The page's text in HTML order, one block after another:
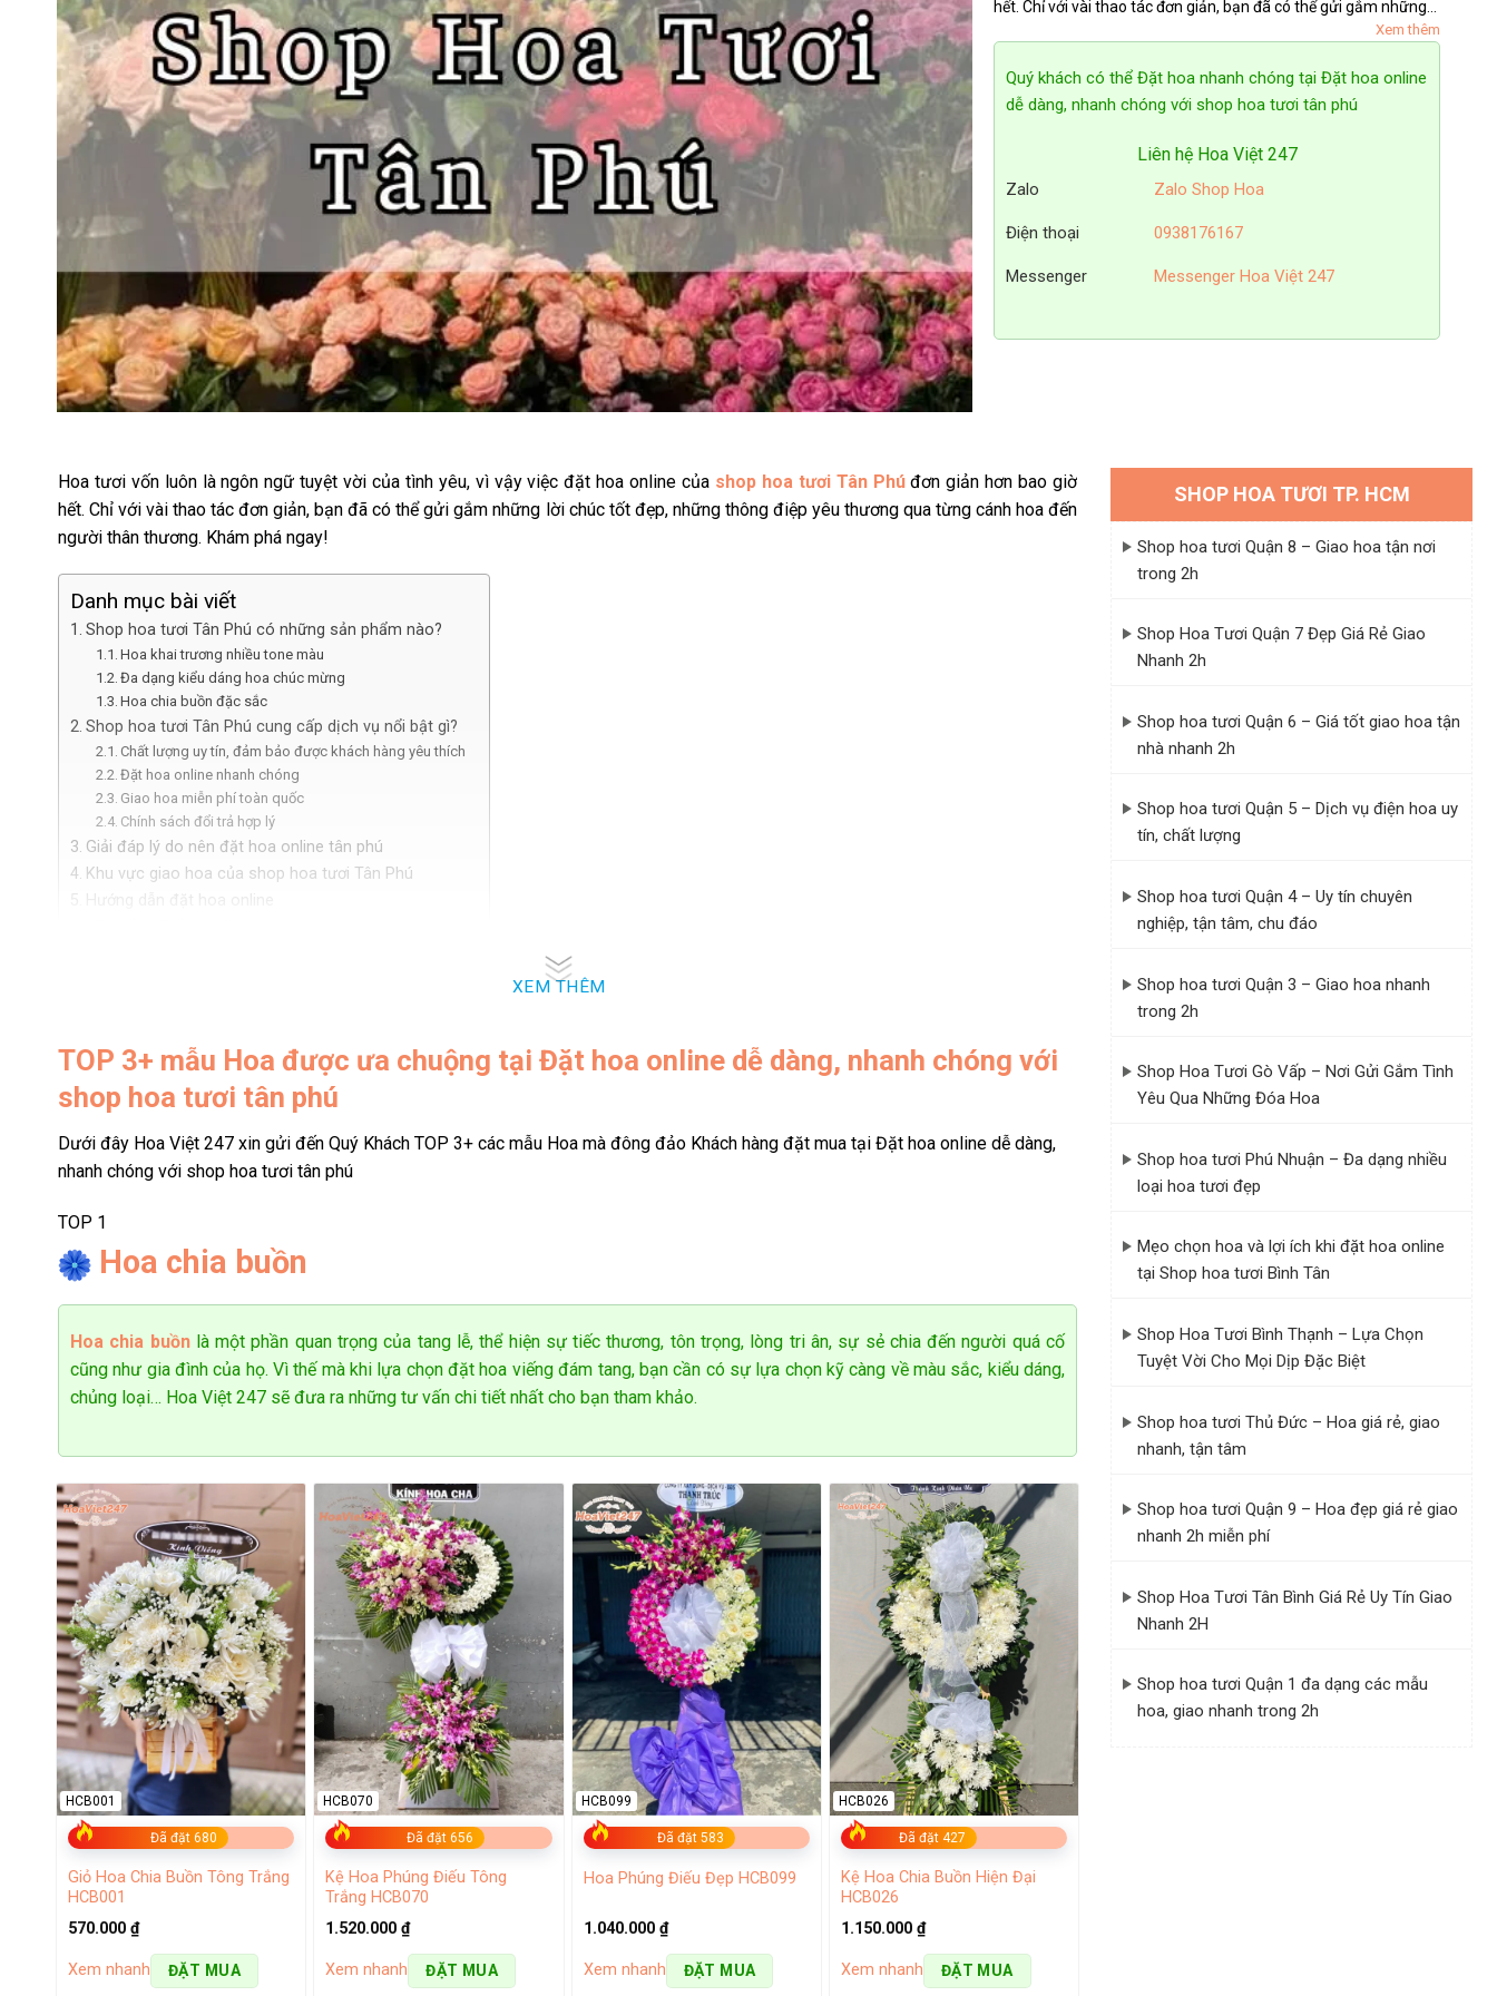
hết. Chỉ với vài thao tác đơn giản, bạn đã có thể gửi gắm những
lời chúc tốt đẹp, những thông điệp yêu thương qua từng...Xem thêm
Quý khách có thể Đặt hoa nhanh chóng tại Đặt hoa online
dễ dàng, nhanh chóng với shop hoa tươi tân phú
Liên hệ Hoa Việt 247
Zalo Zalo Shop Hoa
Điện thoại 0938176167
Messenger Messenger Hoa Việt 247
Hoa tươi vốn luôn là ngôn ngữ tuyệt vời của tình yêu, vì vậy việc đặt hoa online của shop hoa tươi Tân Phúđơn giản hơn bao giờ
hết. Chỉ với vài thao tác đơn giản, bạn đã có thể gửi gắm những lời chúc tốt đẹp, những thông điệp yêu thương qua từng cánh hoa đến
người thân thương. Khám phá ngay!
Danh mục bài viết
Shop hoa tươi Tân Phú có những sản phẩm nào?
Hoa khai trương nhiều tone màu
Đa dạng kiểu dáng hoa chúc mừng
Hoa chia buồn đặc sắc
Shop hoa tươi Tân Phú cung cấp dịch vụ nổi bật gì?
Chất lượng uy tín, đảm bảo được khách hàng yêu thích
Đặt hoa online nhanh chóng
Giao hoa miễn phí toàn quốc
Chính sách đổi trả hợp lý
Giải đáp lý do nên đặt hoa online tân phú
Khu vực giao hoa của shop hoa tươi Tân Phú
Hướng dẫn đặt hoa online
Shop hoa tươi Tân Phú có những sản phẩm nào?
Ngày khai trương không chỉ là một sự kiện đánh dấu sự khởi đầu mà còn là dịp để gửi gắm những lời chúc thành công và thịnh
vượng. Những lẵng hoa khai trương Tân Phú rực rỡ với nhiều tông màu khác nhau tại shop hoa tươi Tân Phú sẽ mang đến nguồn năng
lượng tích cực cho buổi lễ.
XEM THÊM
TOP 3+ mẫu Hoa được ưa chuộng tại Đặt hoa online dễ dàng, nhanh chóng với
shop hoa tươi tân phú
Dưới đây Hoa Việt 247 xin gửi đến Quý Khách TOP 3+ các mẫu Hoa mà đông đảo Khách hàng đặt mua tại Đặt hoa online dễ dàng,
nhanh chóng với shop hoa tươi tân phú
TOP 1
Hoa chia buồn
Hoa chia buồnlà một phần quan trọng của tang lễ, thể hiện sự tiếc thương, tôn trọng, lòng tri ân, sự sẻ chia đến người quá cố
cũng như gia đình của họ. Vì thế mà khi lựa chọn đặt hoa viếng đám tang, bạn cần có sự lựa chọn kỹ càng về màu sắc, kiểu dáng,
chủng loại… Hoa Việt 247 sẽ đưa ra những tư vấn chi tiết nhất cho bạn tham khảo.
Đã đặt 680
HCB001
Giỏ Hoa Chia Buồn Tông Trắng
HCB001
570.000 ₫
Xem nhanh ĐẶT MUA
Đã đặt 656
HCB070
Kệ Hoa Phúng Điếu Tông
Trắng HCB070
1.520.000₫
Xem nhanh ĐẶT MUA
Đã đặt 583
HCB099
Hoa Phúng Điếu Đẹp HCB099
1.040.000 ₫
Xem nhanh ĐẶT MUA
Đã đặt 427
HCB026
Kệ Hoa Chia Buồn Hiện Đại
HCB026
1.150.000 ₫
Xem nhanh ĐẶT MUA
SHOP HOA TƯƠI TP. HCM
Shop hoa tươi Quận 8 – Giao hoa tận nơi
trong 2h
Shop Hoa Tươi Quận 7 Đẹp Giá Rẻ Giao
Nhanh 2h
Shop hoa tươi Quận 6 – Giá tốt giao hoa tận
nhà nhanh 2h
Shop hoa tươi Quận 5 – Dịch vụ điện hoa uy
tín, chất lượng
Shop hoa tươi Quận 4 – Uy tín chuyên
nghiệp, tận tâm, chu đáo
Shop hoa tươi Quận 3 – Giao hoa nhanh
trong 2h
Shop Hoa Tươi Gò Vấp – Nơi Gửi Gắm Tình
Yêu Qua Những Đóa Hoa
Shop hoa tươi Phú Nhuận – Đa dạng nhiều
loại hoa tươi đẹp
Mẹo chọn hoa và lợi ích khi đặt hoa online
tại Shop hoa tươi Bình Tân
Shop Hoa Tươi Bình Thạnh – Lựa Chọn
Tuyệt Vời Cho Mọi Dịp Đặc Biệt
Shop hoa tươi Thủ Đức – Hoa giá rẻ, giao
nhanh, tận tâm
Shop hoa tươi Quận 9 – Hoa đẹp giá rẻ giao
nhanh 2h miễn phí
Shop Hoa Tươi Tân Bình Giá Rẻ Uy Tín Giao
Nhanh 2H
Shop hoa tươi Quận 1 đa dạng các mẫu
hoa, giao nhanh trong 2h